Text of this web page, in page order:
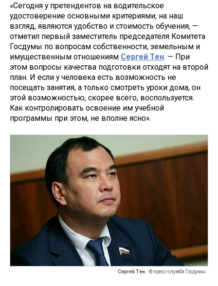
«Сегодня у претендентов на водительское
удостоверение основными критериями, на наш
взгляд, являются удобство и стоимость обучения, —
отметил первый заместитель председателя Комитета
Госдумы по вопросам собственности, земельным и
имущественным отношениям Сергей Тен. — При
этом вопросы качества подготовки отходят на второй
план. И если у человека есть возможность не
посещать занятия, а только смотреть уроки дома, он
этой возможностью, скорее всего, воспользуется.
Как контролировать освоение им учебной
программы при этом, не вполне ясно».
Сергей Тен. © пресс-служба Госдумы